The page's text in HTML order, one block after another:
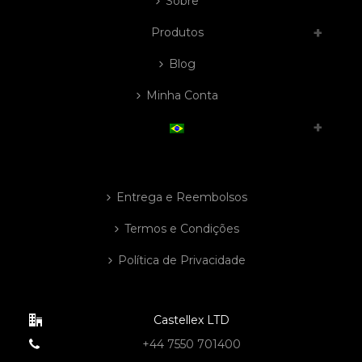
Produtos
Blog
Minha Conta
Entrega e Reembolsos
Termos e Condições
Política de Privacidade
Castellex LTD
+44 7550 701400